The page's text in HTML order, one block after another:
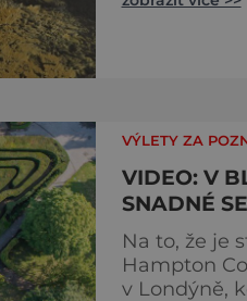
Jak je to možné? Francouzská
VÝLETY ZA
VIDEO: V
SNADNÉ
Na to, že je
Hampton
v Londýně,